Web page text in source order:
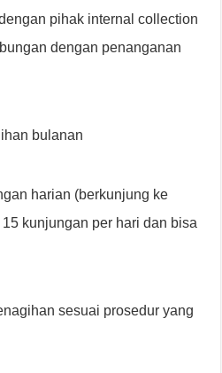
pihak internal collection
dengan penanganan
bulanan
harian (berkunjung ke
kunjungan per hari dan bisa
sesuai prosedur yang